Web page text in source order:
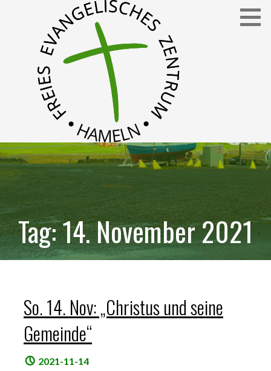
FEZ
Freies Evangelisches Zentrum in Hameln
Tag: 14. November 2021
So. 14. Nov: „Christus und seine
Gemeinde“
2021-11-14